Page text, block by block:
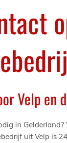
Velp en
in
uit Velp is